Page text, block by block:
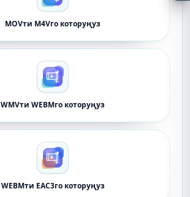
MOVти M4Vго которуңуз
WMVти WEBMго которуңуз
WEBMти EAC3го которуңуз